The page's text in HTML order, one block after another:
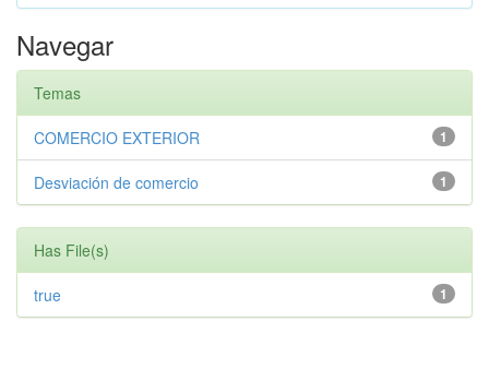
Navegar
Temas
1
COMERCIO EXTERIOR
1
Desviación de comercio
Has File(s)
1
true